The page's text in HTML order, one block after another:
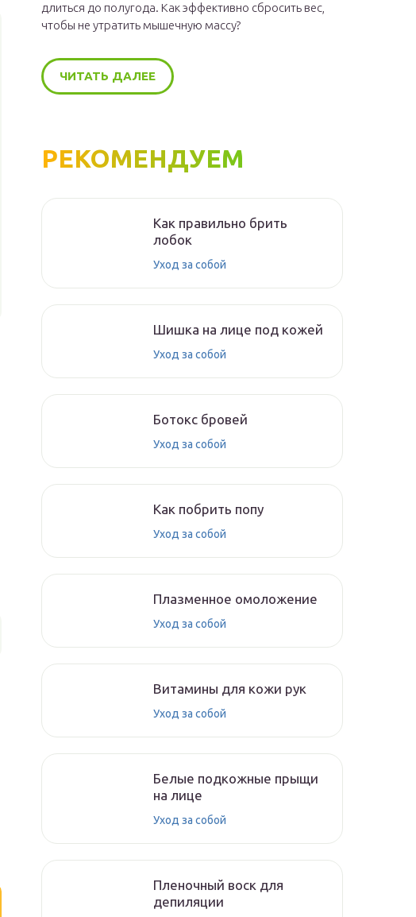
длиться до полугода. Как эффективно сбросить вес,
чтобы не утратить мышечную массу?
ЧИТАТЬ ДАЛЕЕ
РЕКОМЕНДУЕМ
Как правильно брить
лобок
Уход за собой
Шишка на лице под кожей
Уход за собой
Ботокс бровей
Уход за собой
Как побрить попу
Уход за собой
Плазменное омоложение
Уход за собой
Витамины для кожи рук
Уход за собой
Белые подкожные прыщи
на лице
Уход за собой
Пленочный воск для
депиляции